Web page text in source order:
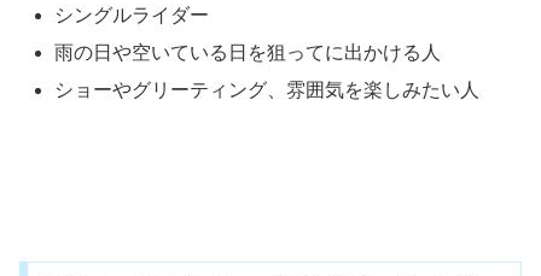
シングルライダー
雨の日や空いている日を狙ってに出かける人
ショーやグリーティング、雰囲気を楽しみたい人